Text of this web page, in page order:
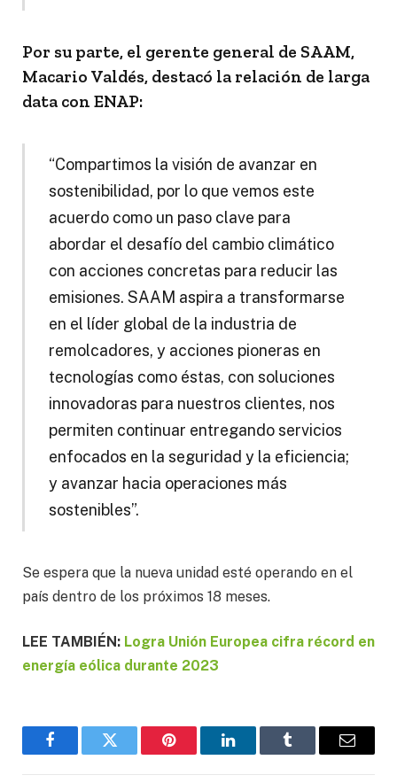
Por su parte, el gerente general de SAAM,
Macario Valdés, destacó la relación de larga
data con ENAP:
“Compartimos la visión de avanzar en
sostenibilidad, por lo que vemos este
acuerdo como un paso clave para
abordar el desafío del cambio climático
con acciones concretas para reducir las
emisiones. SAAM aspira a transformarse
en el líder global de la industria de
remolcadores, y acciones pioneras en
tecnologías como éstas, con soluciones
innovadoras para nuestros clientes, nos
permiten continuar entregando servicios
enfocados en la seguridad y la eficiencia;
y avanzar hacia operaciones más
sostenibles”.
Se espera que la nueva unidad esté operando en el
país dentro de los próximos 18 meses.
LEE TAMBIÉN: Logra Unión Europea cifra récord en
energía eólica durante 2023
FacebookTwitter Pinterest LinkedInTumblr Email